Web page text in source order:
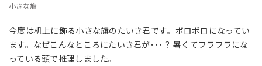
小さな旗
今度は机上に飾る小さな旗のたいき君です。ボロボロになってい
ます。なぜこんなところにたいき君が･･･？ 暑くてフラフラにな
っている頭で推理しました。